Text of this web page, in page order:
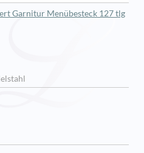
Garnitur Menübesteck 127 tlg